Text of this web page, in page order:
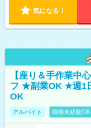
気になる！
【座り＆手作業中
フ ★副業OK ★週1
OK
アルバイト 職種未経験OK